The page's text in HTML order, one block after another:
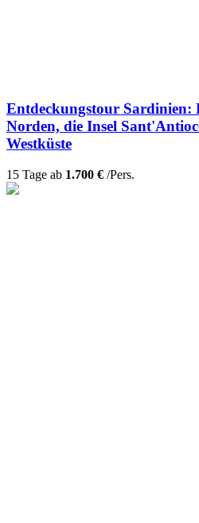
Entdeckungstour Sardinien:
Norden, die Insel
Westküste
15 Tage ab 1.700 € /Pers.